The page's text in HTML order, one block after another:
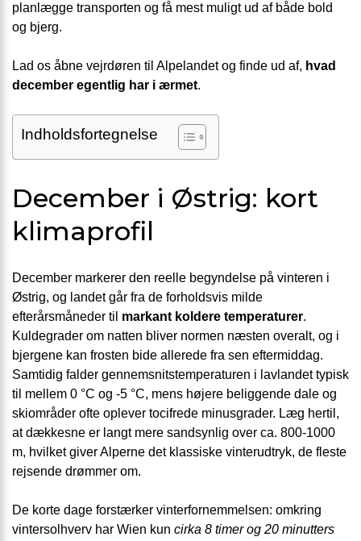
planlægge transporten og få mest muligt ud af både bold
og bjerg.
Lad os åbne vejrdøren til Alpelandet og finde ud af, hvad
december egentlig har i ærmet.
Indholdsfortegnelse
December i Østrig: kort
klimaprofil
December markerer den reelle begyndelse på vinteren i
Østrig, og landet går fra de forholdsvis milde
efterårsmåneder til markant koldere temperaturer.
Kuldegrader om natten bliver normen næsten overalt, og i
bjergene kan frosten bide allerede fra sen eftermiddag.
Samtidig falder gennemsnitstemperaturen i lavlandet typisk
til mellem 0 °C og -5 °C, mens højere beliggende dale og
skiområder ofte oplever tocifrede minusgrader. Læg hertil,
at dækkesne er langt mere sandsynlig over ca. 800-1000
m, hvilket giver Alperne det klassiske vinterudtryk, de fleste
rejsende drømmer om.
De korte dage forstærker vinterfornemmelsen: omkring
vintersolhverv har Wien kun cirka 8 timer og 20 minutters